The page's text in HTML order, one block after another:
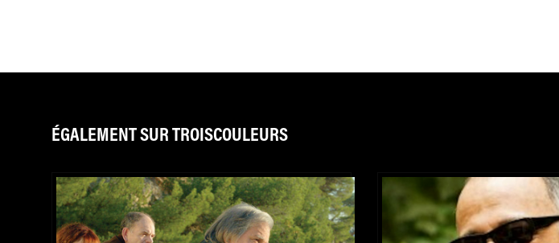
ÉGALEMENT SUR TROISCOULEURS